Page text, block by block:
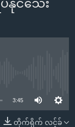
နိုင်သေး
3:45
တိုက်ရိုက် လင့်ခ်